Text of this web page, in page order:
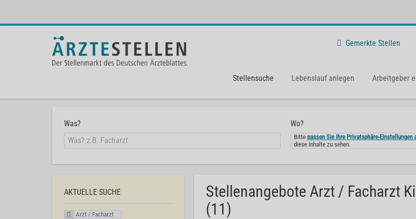
Gemerkte Stellen
Stellensuche Lebenslauf anlegen Arbeitgeber
Was? Wo?
Bittepassen Sie Ihre Privatsphäre-Einstellungen
diese Inhalte zu sehen.
Stellenangebote Arzt / Facharzt
(11)
AKTUELLE SUCHE
Arzt / Facharzt